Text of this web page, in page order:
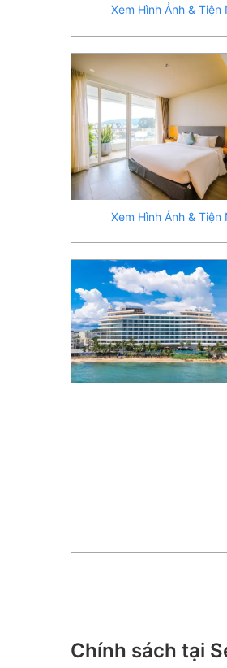
Xem Hình Ảnh & Tiện
Xem Hình Ảnh & Tiện
Chính sách tại